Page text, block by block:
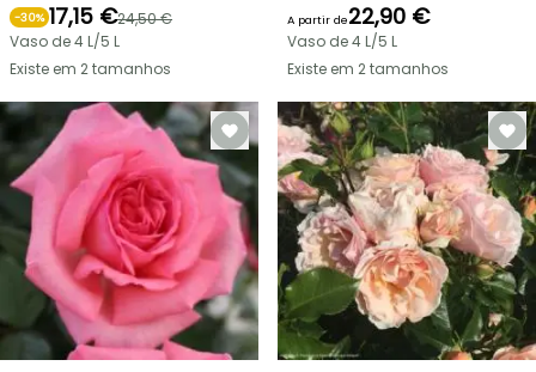
-30% 17,15 €24,50 €
Vaso de 4 L/5 L
Existe em 2 tamanhos
A partir de22,90 €
Vaso de 4 L/5 L
Existe em 2 tamanhos